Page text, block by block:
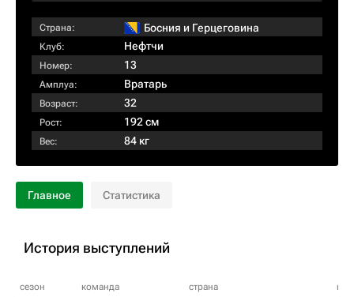
Страна: Босния и Герцеговина
Клуб: Нефтчи
Номер: 13
Амплуа: Вратарь
Возраст: 32
Рост: 192 см
Вес: 84 кг
Главное Статистика
История выступлений
сезон команда страна